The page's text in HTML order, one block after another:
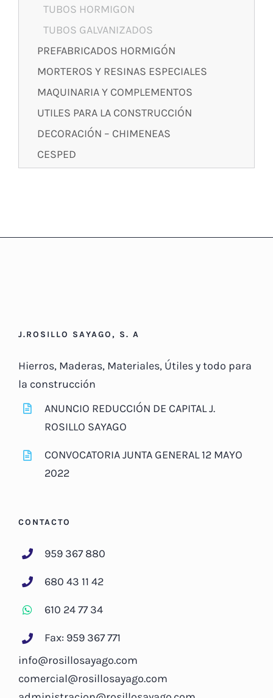
TUBOS HORMIGON
TUBOS GALVANIZADOS
PREFABRICADOS HORMIGÓN
MORTEROS Y RESINAS ESPECIALES
MAQUINARIA Y COMPLEMENTOS
UTILES PARA LA CONSTRUCCIÓN
DECORACIÓN – CHIMENEAS
CESPED
J.ROSILLO SAYAGO, S. A
Hierros, Maderas, Materiales, Útiles y todo para
la construcción
ANUNCIO REDUCCIÓN DE CAPITAL J.
ROSILLO SAYAGO
CONVOCATORIA JUNTA GENERAL 12 MAYO
2022
CONTACTO
959 367 880
680 43 11 42
610 24 77 34
Fax: 959 367 771
info@rosillosayago.com
comercial@rosillosayago.com